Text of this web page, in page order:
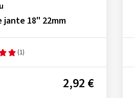
jante 18" 22mm
(1)
2,92 €